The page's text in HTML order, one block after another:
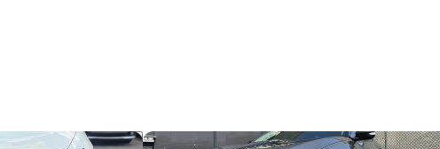
Enregistrer cette annonce